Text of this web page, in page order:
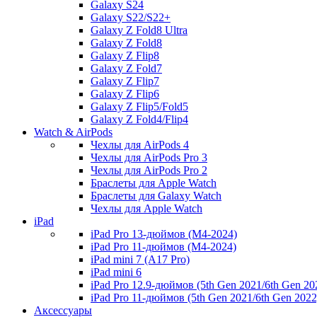
Galaxy S24
Galaxy S22/S22+
Galaxy Z Fold8 Ultra
Galaxy Z Fold8
Galaxy Z Flip8
Galaxy Z Fold7
Galaxy Z Flip7
Galaxy Z Flip6
Galaxy Z Flip5/Fold5
Galaxy Z Fold4/Flip4
Watch & AirPods
Чехлы для AirPods 4
Чехлы для AirPods Pro 3
Чехлы для AirPods Pro 2
Браслеты для Apple Watch
Браслеты для Galaxy Watch
Чехлы для Apple Watch
iPad
iPad Pro 13-дюймов (M4-2024)
iPad Pro 11-дюймов (M4-2024)
iPad mini 7 (A17 Pro)
iPad mini 6
iPad Pro 12.9-дюймов (5th Gen 2021/6th Gen
iPad Pro 11-дюймов (5th Gen 2021/6th Gen
Аксессуары